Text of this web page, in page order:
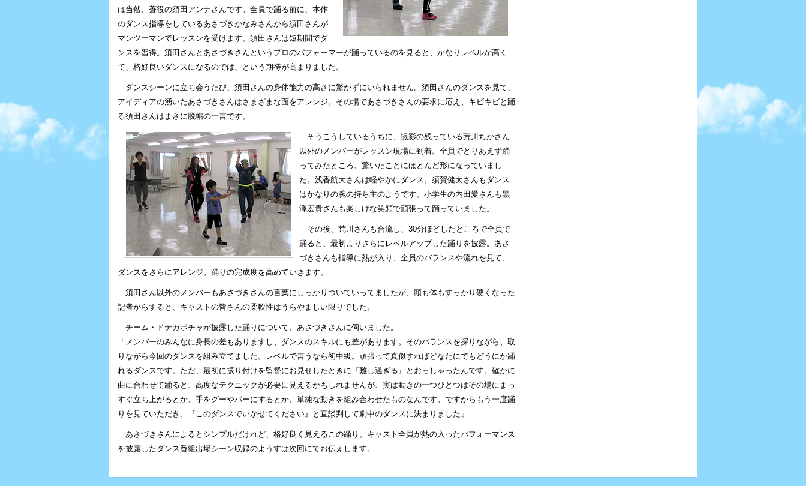
は当然、蒼役の須田アンナさんです。全員で踊る前に、本作
のダンス指導をしているあさづきかなみさんから須田さんが
マンツーマンでレッスンを受けます。須田さんは短期間でダ
ンスを習得。須田さんとあさづきさんというプロのパフォーマーが踊っているのを見ると、かなりレベルが高く
て、格好良いダンスになるのでは、という期待が高まりました。
ダンスシーンに立ち会うたび、須田さんの身体能力の高さに驚かずにいられません。須田さんのダンスを見て、
アイディアの湧いたあさづきさんはさまざまな面をアレンジ。その場であさづきさんの要求に応え、キビキビと踊
る須田さんはまさに脱帽の一言です。
そうこうしているうちに、撮影の残っている荒川ちかさん
以外のメンバーがレッスン現場に到着。全員でとりあえず踊
ってみたところ、驚いたことにほとんど形になっていまし
た。浅香航大さんは軽やかにダンス。須賀健太さんもダンス
はかなりの腕の持ち主のようです。小学生の内田愛さんも黒
澤宏貴さんも楽しげな笑顔で頑張って踊っていました。
その後、荒川さんも合流し、30分ほどしたところで全員で
踊ると、最初よりさらにレベルアップした踊りを披露。あさ
づきさんも指導に熱が入り、全員のバランスや流れを見て、
ダンスをさらにアレンジ。踊りの完成度を高めていきます。
須田さん以外のメンバーもあさづきさんの言葉にしっかりついていってましたが、頭も体もすっかり硬くなった
記者からすると、キャストの皆さんの柔軟性はうらやましい限りでした。
チーム・ドテカボチャが披露した踊りについて、あさづきさんに伺いました。
「メンバーのみんなに身長の差もありますし、ダンスのスキルにも差があります。そのバランスを探りながら、取
りながら今回のダンスを組み立てました。レベルで言うなら初中級。頑張って真似すればどなたにでもどうにか踊
れるダンスです。ただ、最初に振り付けを監督にお見せしたときに『難し過ぎる』とおっしゃったんです。確かに
曲に合わせて踊ると、高度なテクニックが必要に見えるかもしれませんが、実は動きの一つひとつはその場にまっ
すぐ立ち上がるとか、手をグーやパーにするとか、単純な動きを組み合わせたものなんです。ですからもう一度踊
りを見ていただき、『このダンスでいかせてください』と直談判して劇中のダンスに決まりました」
あさづきさんによるとシンプルだけれど、格好良く見えるこの踊り。キャスト全員が熱の入ったパフォーマンス
を披露したダンス番組出場シーン収録のようすは次回にてお伝えします。